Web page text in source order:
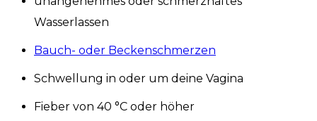
Wasserlassen
Bauch- oder Beckenschmerzen
Schwellung in oder um deine Vagina
Fieber von 40 °C oder höher